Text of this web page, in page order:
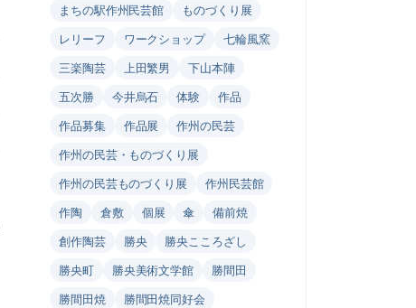
まちの駅作州民芸館
ものづくり展
レリーフ
ワークショップ
七輪風窯
三楽陶芸
上田繁男
下山本陣
五次勝
今井烏石 体験
作品
作品募集
作品展
作州の民芸
作州の民芸・ものづくり展
作州の民芸ものづくり展
作州民芸館
作陶
倉敷 個展 傘
備前焼
創作陶芸
勝央
勝央こころざし
勝央町
勝央美術文学館
勝間田
勝間田焼
勝間田焼同好会